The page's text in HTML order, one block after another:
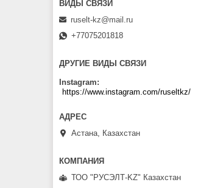
ruselt-kz@mail.ru
+77075201818
ДРУГИЕ ВИДЫ СВЯЗИ
Instagram
https://www.instagram.com/ruseltkz/
Астана, Казахстан
ТОО "РУСЭЛТ-KZ" Казахстан